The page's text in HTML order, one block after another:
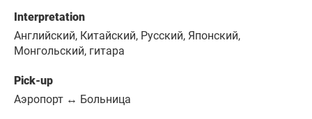
Interpretation
Английский, Китайский, Русский, Японский,
Монгольский, гитара
Pick-up
Аэропорт ↔ Больница